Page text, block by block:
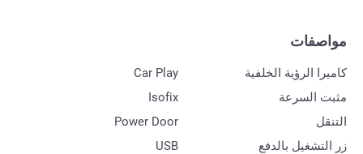
مواصفات
كاميرا الرؤية الخلفية
مثبت السرعة
التنقل
زر التشغيل بالدفع
Car Play
Isofix
Power Door
USB